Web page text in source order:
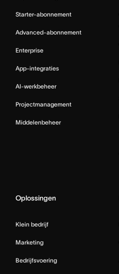
Starter-abonnement
Advanced-abonnement
Enterprise
App-integraties
AI-werkbeheer
Projectmanagement
Middelenbeheer
Oplossingen
Klein bedrijf
Marketing
Bedrijfsvoering